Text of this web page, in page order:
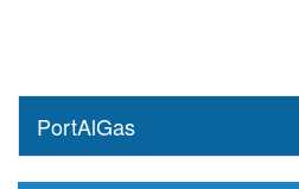
PortAlGas